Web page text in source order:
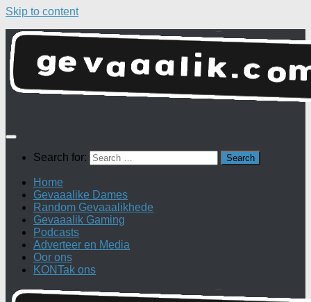
Skip to content
Search for:
Home
Gevaaalike Dames
Random Gevaaalikhede
Gevaaalik Gaming
Podcasts
Adverteer en Media
Oor ons
KONTak ons